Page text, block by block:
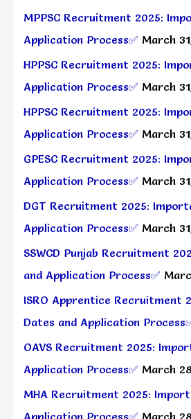
MPPSC Recruitment 2025:
Application Process✅ March
HPPSC Recruitment 2025:
Application Process✅ March
HPPSC Recruitment 2025:
Application Process✅ March
GPESC Recruitment 2025:
Application Process✅ March
DGT Recruitment 2025:
Application Process✅ March
SSWCD Punjab Recruitment
and Application Process✅
ISRO Apprentice Recruitment
Dates and Application
OAVS Recruitment 2025:
Application Process✅ March
MHA Recruitment 2025:
Application Process✅ March